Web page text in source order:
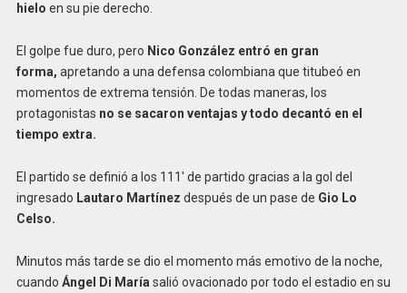
hielo en su pie derecho.
El golpe fue duro, pero Nico González entró en gran
forma, apretando a una defensa colombiana que titubeó en
momentos de extrema tensión. De todas maneras, los
protagonistas no se sacaron ventajas y todo decantó en el
tiempo extra.
El partido se definió a los 111′ de partido gracias a la gol del
ingresado Lautaro Martínez después de un pase de Gio Lo
Celso.
Minutos más tarde se dio el momento más emotivo de la noche,
cuando Ángel Di María salió ovacionado por todo el estadio en su